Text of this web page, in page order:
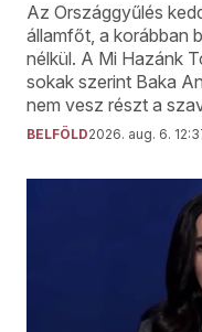
Az Országgyűlés
államfőt, a korábban
nélkül. A Mi Hazánk
sokak szerint Baka
nem vesz részt a
BELFÖLD2026. aug. 6.